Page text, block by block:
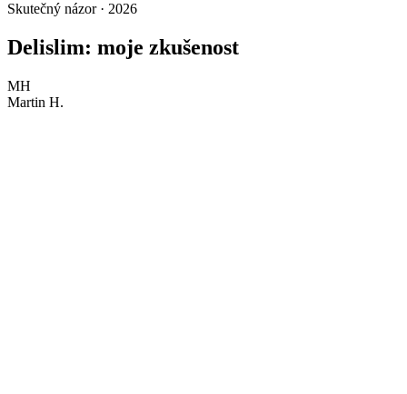
Skutečný názor · 2026
Delislim: moje zkušenost
MH
Martin H.